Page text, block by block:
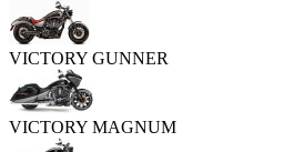
VICTORY GUNNER
VICTORY MAGNUM